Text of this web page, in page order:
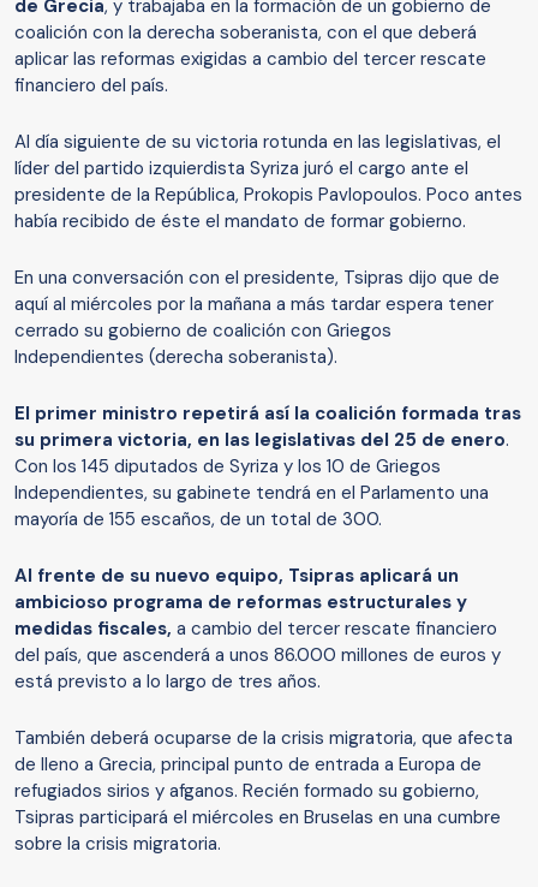
de Grecia, y trabajaba en la formación de un gobierno de
coalición con la derecha soberanista, con el que deberá
aplicar las reformas exigidas a cambio del tercer rescate
financiero del país.
Al día siguiente de su victoria rotunda en las legislativas, el
líder del partido izquierdista Syriza juró el cargo ante el
presidente de la República, Prokopis Pavlopoulos. Poco antes
había recibido de éste el mandato de formar gobierno.
En una conversación con el presidente, Tsipras dijo que de
aquí al miércoles por la mañana a más tardar espera tener
cerrado su gobierno de coalición con Griegos
Independientes (derecha soberanista).
El primer ministro repetirá así la coalición formada tras
su primera victoria, en las legislativas del 25 de enero.
Con los 145 diputados de Syriza y los 10 de Griegos
Independientes, su gabinete tendrá en el Parlamento una
mayoría de 155 escaños, de un total de 300.
Al frente de su nuevo equipo, Tsipras aplicará un
ambicioso programa de reformas estructurales y
medidas fiscales, a cambio del tercer rescate financiero
del país, que ascenderá a unos 86.000 millones de euros y
está previsto a lo largo de tres años.
También deberá ocuparse de la crisis migratoria, que afecta
de lleno a Grecia, principal punto de entrada a Europa de
refugiados sirios y afganos. Recién formado su gobierno,
Tsipras participará el miércoles en Bruselas en una cumbre
sobre la crisis migratoria.